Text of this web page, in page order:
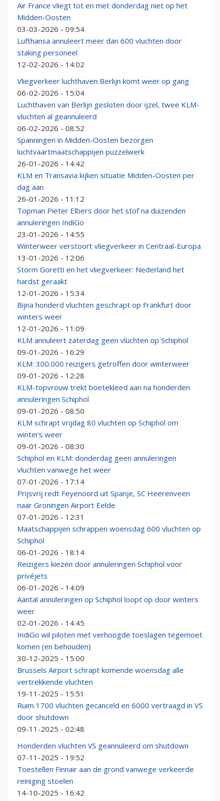
Air France vliegt tot en met donderdag niet op het
Midden-Oosten
03-03-2026 - 09:54
Lufthansa annuleert meer dan 600 vluchten door
staking personeel
12-02-2026 - 14:02
Vliegverkeer luchthaven Berlijn komt weer op gang
06-02-2026 - 15:04
Luchthaven van Berlijn gesloten door ijzel, twee KLM-
vluchten al geannuleerd
06-02-2026 - 08:52
Spanningen in Midden-Oosten bezorgen
luchtvaartmaatschappijen puzzelwerk
26-01-2026 - 14:42
KLM en Transavia kijken situatie Midden-Oosten per
dag aan
26-01-2026 - 11:12
Topman Pieter Elbers door het stof na duizenden
annuleringen IndiGo
23-01-2026 - 14:55
Winterweer verstoort vliegverkeer in Centraal-Europa
13-01-2026 - 12:06
Storm Goretti en het vliegverkeer: Nederland het
hardst geraakt
12-01-2026 - 15:34
Bijna honderd vluchten geschrapt op Frankfurt door
winters weer
12-01-2026 - 11:09
KLM annuleert zaterdag geen vluchten op Schiphol
09-01-2026 - 16:29
KLM: 300.000 reizigers getroffen door winterweer
09-01-2026 - 12:28
KLM-topvrouw trekt boetekleed aan na honderden
annuleringen Schiphol
09-01-2026 - 08:50
KLM schrapt vrijdag 80 vluchten op Schiphol om
winters weer
09-01-2026 - 08:30
Schiphol en KLM: donderdag geen annuleringen
vluchten vanwege het weer
07-01-2026 - 17:14
Prijsvrij redt Feyenoord uit Spanje, SC Heerenveen
naar Groningen Airport Eelde
07-01-2026 - 12:31
Maatschappijen schrappen woensdag 600 vluchten op
Schiphol
06-01-2026 - 18:14
Reizigers kiezen door annuleringen Schiphol voor
privéjets
06-01-2026 - 14:09
Aantal annuleringen op Schiphol loopt op door winters
weer
02-01-2026 - 14:45
IndiGo wil piloten met verhoogde toeslagen tegemoet
komen (en behouden)
30-12-2025 - 15:00
Brussels Airport schrapt komende woensdag alle
vertrekkende vluchten
19-11-2025 - 15:51
Ruim 1700 vluchten gecanceld en 6000 vertraagd in VS
door shutdown
09-11-2025 - 02:48
Honderden vluchten VS geannuleerd om shutdown
07-11-2025 - 19:52
Toestellen Finnair aan de grond vanwege verkeerde
reiniging stoelen
14-10-2025 - 16:42